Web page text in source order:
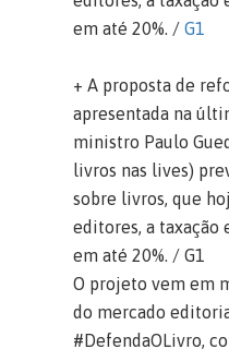
em até 20%. /G1
+ A proposta de
apresentada na
ministro Paulo
livros nas lives)
sobre livros, que
editores, a taxação
em até 20%. / G1
O projeto vem em
do mercado
#DefendaOLivro,